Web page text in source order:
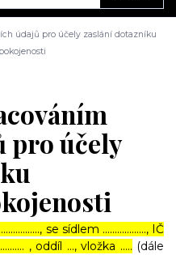
údajů pro účely zaslání dotazníku
pro účely
se sídlem ………………, IČ
, oddíl …, vložka ….. (dále